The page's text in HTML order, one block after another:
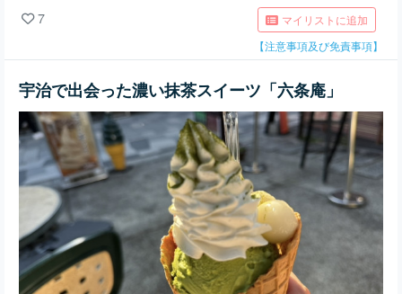
7
マイリストに追加
【注意事項及び免責事項】
宇治で出会った濃い抹茶スイーツ「六条庵」